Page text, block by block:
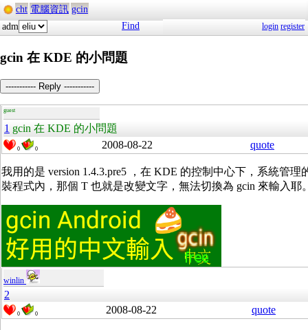
cht 電腦資訊 gcin
adm
Find login register
gcin 在 KDE 的小問題
----------- Reply -----------
guest
1 gcin 在 KDE 的小問題
0 0 2008-08-22 quote
我用的是 version 1.4.3.pre5 ，在 KDE 的控制中心下，系統管理
裝程式內，那個 T 也就是改變文字，無法切換為 gcin 來輸入耶
winlin
2
0 0 2008-08-22 quote